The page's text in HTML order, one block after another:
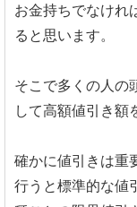
お金持ちでなけれ
ると思います。
そこで多くの人の
して高額値引き額
確かに値引きは重
行うと標準的な値